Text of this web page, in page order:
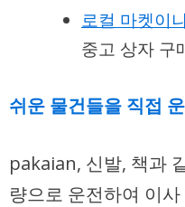
로컬 마켓이
중고 상자 구
쉬운 물건들을 직접
pakaian, 신발, 책과
량으로 운전하여 이